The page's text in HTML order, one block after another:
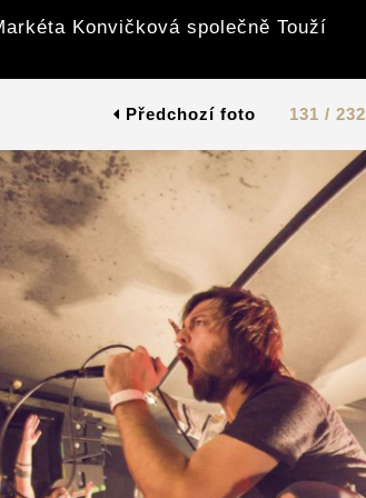
Konvičková společně Touží
Předchozí foto 131 / 232